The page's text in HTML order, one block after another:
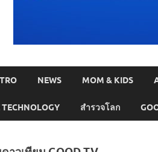
NEWS MOM & KIDS
TECHNOLOGY สำรวจโลก